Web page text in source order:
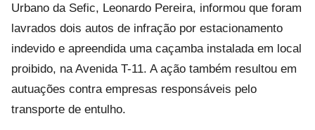
Urbano da Sefic, Leonardo Pereira, informou que foram
lavrados dois autos de infração por estacionamento
indevido e apreendida uma caçamba instalada em local
proibido, na Avenida T-11. A ação também resultou em
autuações contra empresas responsáveis pelo
transporte de entulho.